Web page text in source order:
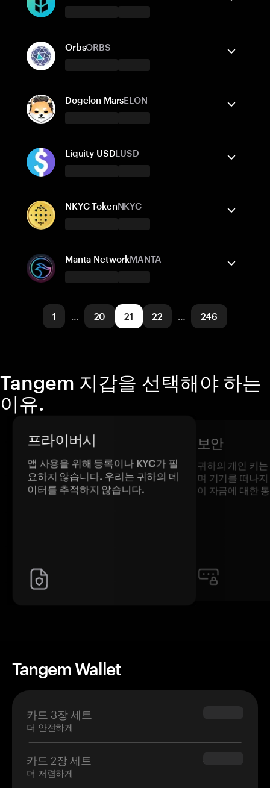
Ethereum BNB Smart Chain
Avalanche
Polygon POS Fantom
보내기/받기 구매
Ethereum
OrbsORBS
보내기/받기 구매 스왑
Ethereum BNB Smart Chain
Polygon POS
Arbitrum One
Dogelon MarsELON
보내기/받기 구매 스왑
Ethereum BNB Smart Chain
Cronos
Polygon POS Base
Liquity USDLUSD
보내기/받기 구매 스왑
Ethereum Polygon POS Optimism
Arbitrum One
zkSync
NKYC TokenNKYC
보내기/받기 구매 스왑
BNB Smart Chain
Manta NetworkMANTA
보내기/받기 구매 스왑
1 … 20 21 22 … 246
Tangem 지갑을 선택해야 하는
이유.
프라이버시
앱 사용을 위해 등록이나 KYC가 필
요하지 않습니다. 우리는 귀하의 데
이터를 추적하지 않습니다.
보안
귀하의 개인 키
며 기기를 떠나
이 자금에 대한
Tangem Wallet
카드 3장 세트
더 안전하게
$69.90
카드 2장 세트
더 저렴하게
$54.90